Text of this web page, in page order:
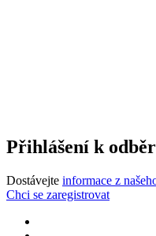
Přihlášení k
Dostávejte informace z
Chci se zaregistrovat